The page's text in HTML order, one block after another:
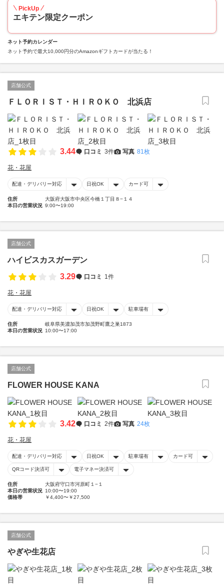
PickUp
エキテン限定クーポン
ネット予約カレンダー
ネット予約で最大10,000円分のAmazonギフトカードが当たる！
店舗公式
ＦＬＯＲＩＳＴ・ＨＩＲＯＫＯ 北浜店
3.44 口コミ 3件 写真 81枚
花・花屋
配達・デリバリー対応 日祝OK カード可
住所
大阪府大阪市中央区今橋１丁目８−１４
本日の営業状況 9:00〜19:00
店舗公式
ハイビスカスガーデン
3.29
口コミ 1件
花・花屋
配達・デリバリー対応 日祝OK 駐車場有
住所
岐阜県美濃加茂市加茂野町鷹之巣1873
本日の営業状況 10:00〜17:00
店舗公式
FLOWER HOUSE KANA
3.42 口コミ 2件 写真 24枚
花・花屋
配達・デリバリー対応 日祝OK 駐車場有 カード可
QRコード決済可 電子マネー決済可
住所
大阪府守口市河原町１−１
本日の営業状況 10:00〜19:00
価格帯
￥4,400〜￥27,500
店舗公式
やぎや生花店